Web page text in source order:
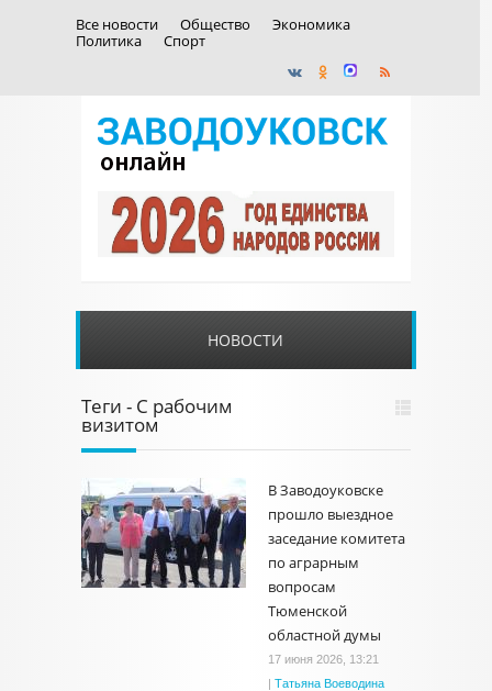
Все новости Общество
Экономика
Политика
Спорт
НОВОСТИ
Теги - С рабочим
визитом
В Заводоуковске
прошло выездное
заседание комитета
по аграрным
вопросам
Тюменской
областной думы
17 июня 2026, 13:21
| Татьяна Воеводина